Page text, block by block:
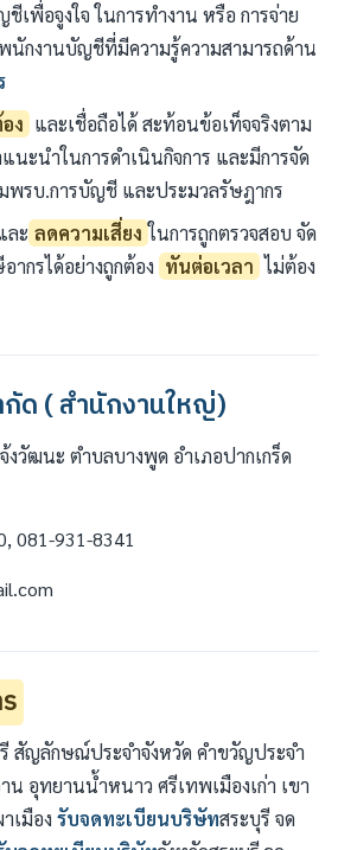
พื่อจูงใจ ในการทำงาน หรือ การจ่าย
นักงานบัญชีที่มีความรู้ความสามารถด้าน
ง และเชื่อถือได้ สะท้อนข้อเท็จจริงตาม
นะนำในการดำเนินกิจการ และมีการจัด
พรบ.การบัญชี และประมวลรัษฎากร
ละ ลดความเสี่ยง ในการถูกตรวจสอบ จัด
กรได้อย่างถูกต้อง ทันต่อเวลา ไม่ต้อง
ด ( สำนักงานใหญ่)
วัฒนะ ตำบลบางพูด อำเภอปากเกร็ด
081-931-8341
สัญลักษณ์ประจำจังหวัด คำขวัญประจำ
น อุทยานน้ำหนาว ศรีเทพเมืองเก่า เขา
เมือง รับจดทะเบียนบริษัทสระบุรี จด